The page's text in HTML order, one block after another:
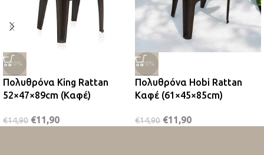
-20%
Πολυθρόνα King Rattan
52×47×89cm (Καφέ)
€14,90 €11,90
-20%
Πολυθρόνα Hobi Rattan
Καφέ (61×45×85cm)
€14,90 €11,90